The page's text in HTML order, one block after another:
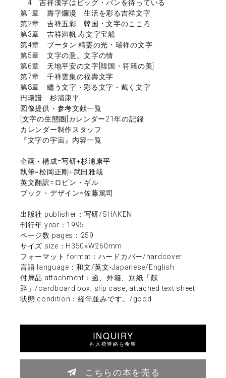
4 吉祥漢字はビッグ・バンを待っている
第1章 壽字爛漫 生活を彩る吉祥文字
第2章 吉祥五彩 韓国・文字のこころ
第3章 吉祥満帆 寿文字宝船
第4章 ブータン 精霊の光・瑞祥の文字
第5章 文字の意。文字の情
第6章 天地平安の文字[韓国・符籍の美]
第7章 千祥雲集の福壽文字
第8章 纏う文字・彩る文字・戴く文字
円環譜 杉浦康平
図像提供・参考文献一覧
[文字の生態圏]カレンダー21年の記録
カレンダー制作スタッフ
『文字の宇宙』内容一覧
企画・構成=写研+杉浦康平
執筆=松岡正剛+武田雅哉
英文翻訳=ロビン・ギル
ブック・デザイン=佐藤篤司
出版社 publisher：写研/SHAKEN
刊行年 year：1995
ページ数 pages：259
サイズ size：H350×W260mm
フォーマット format：ハードカバー/hardcover
言語 language：和文/英文-Japanese/English
付属品 attachment：函、外箱、別紙「献
辞」/cardboard box, slip case, attached text sheet
状態 condition：経年並みです。/good
INQUIRY
再入荷連絡を希望
こちらの本を売る